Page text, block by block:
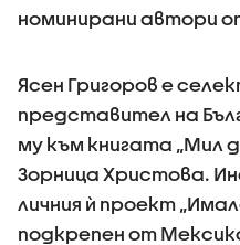
номинирани автори
Ясен Григоров е
представител на
му към книгата „Мил
Зорница Христова.
личния ѝ проект
подкрепен от